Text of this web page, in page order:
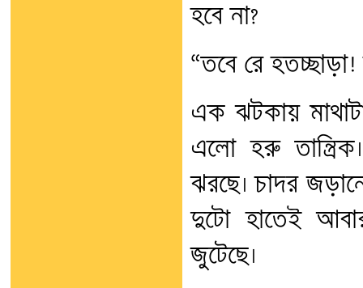
হবে না?
“তবে রে হতচ্ছাড়া!
এক ঝটকায়
এলো হরু
ঝরছে। চাদর
দুটো হাতেই
জুটেছে।